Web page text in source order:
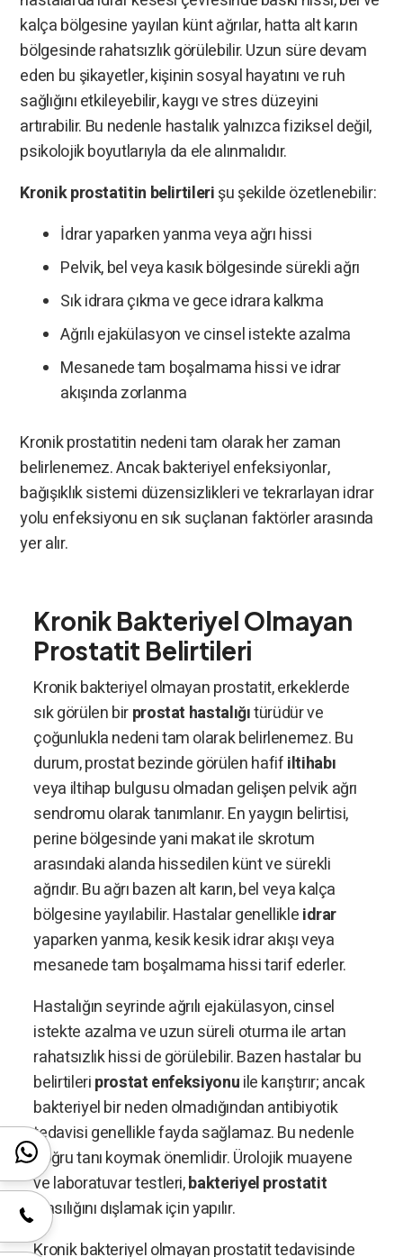
kalça bölgesine yayılan künt ağrılar, hatta alt karın
bölgesinde rahatsızlık görülebilir. Uzun süre devam
eden bu şikayetler, kişinin sosyal hayatını ve ruh
sağlığını etkileyebilir, kaygı ve stres düzeyini
artırabilir. Bu nedenle hastalık yalnızca fiziksel değil,
psikolojik boyutlarıyla da ele alınmalıdır.
Kronik prostatitin belirtilerişu şekilde özetlenebilir:
İdrar yaparken yanma veya ağrı hissi
Pelvik, bel veya kasık bölgesinde sürekli ağrı
Sık idrara çıkma ve gece idrara kalkma
Ağrılı ejakülasyon ve cinsel istekte azalma
Mesanede tam boşalmama hissi ve idrar
akışında zorlanma
Kronik prostatitin nedeni tam olarak her zaman
belirlenemez. Ancak bakteriyel enfeksiyonlar,
bağışıklık sistemi düzensizlikleri ve tekrarlayan idrar
yolu enfeksiyonu en sık suçlanan faktörler arasında
yer alır.
Kronik Bakteriyel Olmayan
Prostatit Belirtileri
Kronik bakteriyel olmayan prostatit, erkeklerde
sık görülen birprostat hastalığıtürüdür ve
çoğunlukla nedeni tam olarak belirlenemez. Bu
durum, prostat bezinde görülen hafifiltihabı
veya iltihap bulgusu olmadan gelişen pelvik ağrı
sendromu olarak tanımlanır. En yaygın belirtisi,
perine bölgesinde yani makat ile skrotum
arasındaki alanda hissedilen künt ve sürekli
ağrıdır. Bu ağrı bazen alt karın, bel veya kalça
bölgesine yayılabilir. Hastalar genellikleidrar
yaparken yanma, kesik kesik idrar akışı veya
mesanede tam boşalmama hissi tarif ederler.
Hastalığın seyrinde ağrılı ejakülasyon, cinsel
istekte azalma ve uzun süreli oturma ile artan
rahatsızlık hissi de görülebilir. Bazen hastalar bu
belirtileriprostat enfeksiyonuile karıştırır; ancak
bakteriyel bir neden olmadığından antibiyotik
tedavisi genellikle fayda sağlamaz. Bu nedenle
doğru tanı koymak önemlidir. Ürolojik muayene
ve laboratuvar testleri,bakteriyel prostatit
olasılığını dışlamak için yapılır.
Kronik bakteriyel olmayan prostatit tedavisinde